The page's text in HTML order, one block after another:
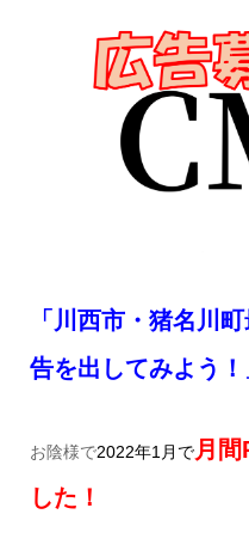
「川西市・猪名川
告を出してみよう！
お陰様で2022年1月で月間
した！